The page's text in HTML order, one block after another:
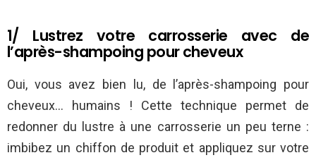
1/ Lustrez votre carrosserie avec de
l’après-shampoing pour cheveux
Oui, vous avez bien lu, de l’après-shampoing pour
cheveux… humains ! Cette technique permet de
redonner du lustre à une carrosserie un peu terne :
imbibez un chiffon de produit et appliquez sur votre